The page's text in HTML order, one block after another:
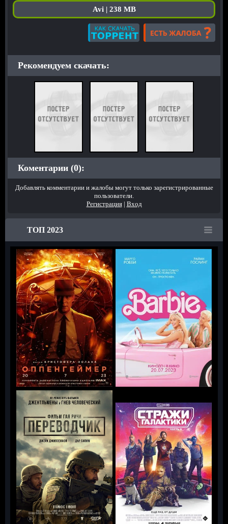
Avi | 238 MB
Рекомендуем скачать:
Коментарии (0):
Добавлять комментарии и жалобы могут только зарегистрированные
пользователи.
Регистрация| Вход
ТОП 2023